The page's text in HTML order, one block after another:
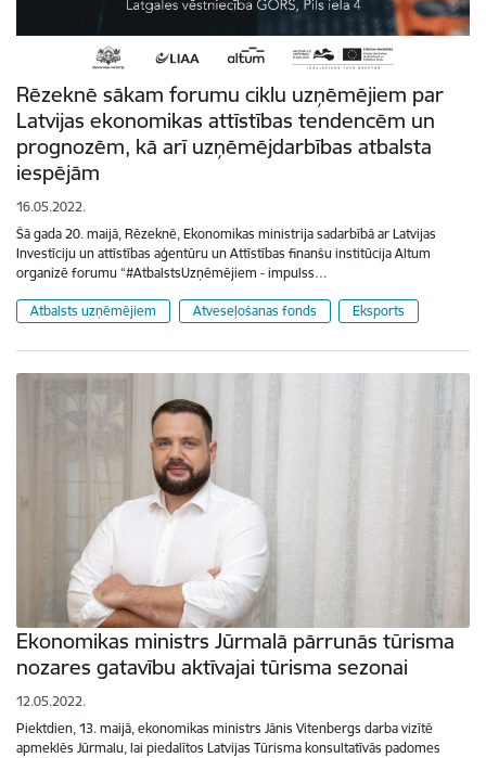
Rēzeknē sākam forumu ciklu uzņēmējiem par
Latvijas ekonomikas attīstības tendencēm un
prognozēm, kā arī uzņēmējdarbības atbalsta
iespējām
16.05.2022.
Šā gada 20. maijā, Rēzeknē, Ekonomikas ministrija sadarbībā ar Latvijas
Investīciju un attīstības aģentūru un Attīstības finanšu institūcija Altum
organizē forumu “#AtbalstsUzņēmējiem - impulss…
Atbalsts uzņēmējiem Atveseļošanas fonds Eksports
Ekonomikas ministrs Jūrmalā pārrunās tūrisma
nozares gatavību aktīvajai tūrisma sezonai
12.05.2022.
Piektdien, 13. maijā, ekonomikas ministrs Jānis Vitenbergs darba vizītē
apmeklēs Jūrmalu, lai piedalītos Latvijas Tūrisma konsultatīvās padomes